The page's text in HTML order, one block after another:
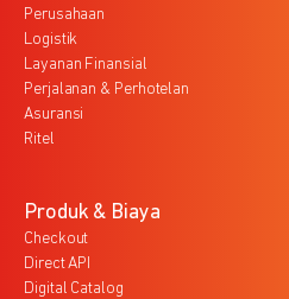
Perusahaan
Logistik
Layanan Finansial
Perjalanan & Perhotelan
Asuransi
Ritel
Produk & Biaya
Checkout
Direct API
Digital Catalog